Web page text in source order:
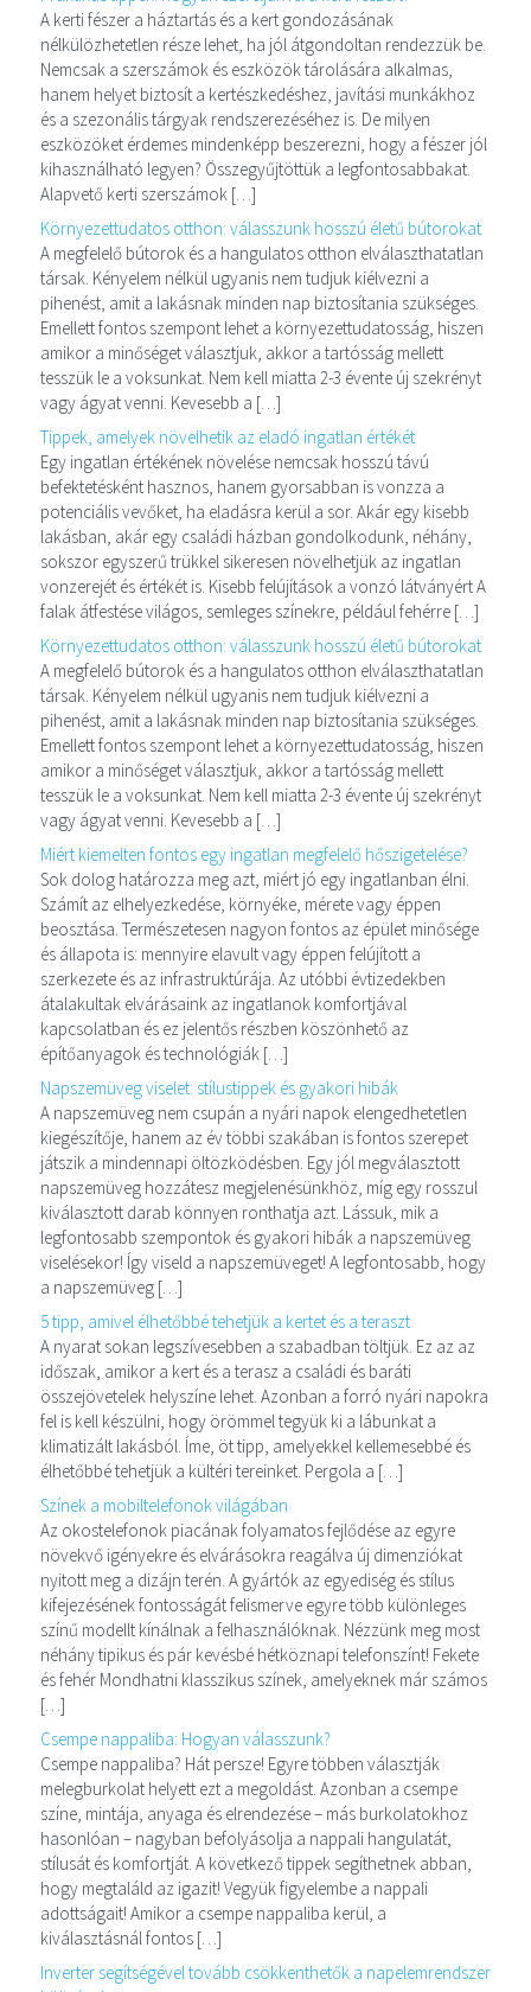
A kerti fészer a háztartás és a kert gondozásának
nélkülözhetetlen része lehet, ha jól átgondoltan rendezzük be.
Nemcsak a szerszámok és eszközök tárolására alkalmas,
hanem helyet biztosít a kertészkedéshez, javítási munkákhoz
és a szezonális tárgyak rendszerezéséhez is. De milyen
eszközöket érdemes mindenképp beszerezni, hogy a fészer jól
kihasználható legyen? Összegyűjtöttük a legfontosabbakat.
Alapvető kerti szerszámok […]
Környezettudatos otthon: válasszunk hosszú életű bútorokat
A megfelelő bútorok és a hangulatos otthon elválaszthatatlan
társak. Kényelem nélkül ugyanis nem tudjuk kiélvezni a
pihenést, amit a lakásnak minden nap biztosítania szükséges.
Emellett fontos szempont lehet a környezettudatosság, hiszen
amikor a minőséget választjuk, akkor a tartósság mellett
tesszük le a voksunkat. Nem kell miatta 2-3 évente új szekrényt
vagy ágyat venni. Kevesebb a […]
Tippek, amelyek növelhetik az eladó ingatlan értékét
Egy ingatlan értékének növelése nemcsak hosszú távú
befektetésként hasznos, hanem gyorsabban is vonzza a
potenciális vevőket, ha eladásra kerül a sor. Akár egy kisebb
lakásban, akár egy családi házban gondolkodunk, néhány,
sokszor egyszerű trükkel sikeresen növelhetjük az ingatlan
vonzerejét és értékét is. Kisebb felújítások a vonzó látványért A
falak átfestése világos, semleges színekre, például fehérre […]
Környezettudatos otthon: válasszunk hosszú életű bútorokat
A megfelelő bútorok és a hangulatos otthon elválaszthatatlan
társak. Kényelem nélkül ugyanis nem tudjuk kiélvezni a
pihenést, amit a lakásnak minden nap biztosítania szükséges.
Emellett fontos szempont lehet a környezettudatosság, hiszen
amikor a minőséget választjuk, akkor a tartósság mellett
tesszük le a voksunkat. Nem kell miatta 2-3 évente új szekrényt
vagy ágyat venni. Kevesebb a […]
Miért kiemelten fontos egy ingatlan megfelelő hőszigetelése?
Sok dolog határozza meg azt, miért jó egy ingatlanban élni.
Számít az elhelyezkedése, környéke, mérete vagy éppen
beosztása. Természetesen nagyon fontos az épület minősége
és állapota is: mennyire elavult vagy éppen felújított a
szerkezete és az infrastruktúrája. Az utóbbi évtizedekben
átalakultak elvárásaink az ingatlanok komfortjával
kapcsolatban és ez jelentős részben köszönhető az
építőanyagok és technológiák […]
Napszemüveg viselet: stílustippek és gyakori hibák
A napszemüveg nem csupán a nyári napok elengedhetetlen
kiegészítője, hanem az év többi szakában is fontos szerepet
játszik a mindennapi öltözködésben. Egy jól megválasztott
napszemüveg hozzátesz megjelenésünkhöz, míg egy rosszul
kiválasztott darab könnyen ronthatja azt. Lássuk, mik a
legfontosabb szempontok és gyakori hibák a napszemüveg
viselésekor! Így viseld a napszemüveget! A legfontosabb, hogy
a napszemüveg […]
5 tipp, amivel élhetőbbé tehetjük a kertet és a teraszt
A nyarat sokan legszívesebben a szabadban töltjük. Ez az az
időszak, amikor a kert és a terasz a családi és baráti
összejövetelek helyszíne lehet. Azonban a forró nyári napokra
fel is kell készülni, hogy örömmel tegyük ki a lábunkat a
klimatizált lakásból. Íme, öt tipp, amelyekkel kellemesebbé és
élhetőbbé tehetjük a kültéri tereinket. Pergola a […]
Színek a mobiltelefonok világában
Az okostelefonok piacának folyamatos fejlődése az egyre
növekvő igényekre és elvárásokra reagálva új dimenziókat
nyitott meg a dizájn terén. A gyártók az egyediség és stílus
kifejezésének fontosságát felismerve egyre több különleges
színű modellt kínálnak a felhasználóknak. Nézzünk meg most
néhány tipikus és pár kevésbé hétköznapi telefonszínt! Fekete
és fehér Mondhatni klasszikus színek, amelyeknek már számos
[…]
Csempe nappaliba: Hogyan válasszunk?
Csempe nappaliba? Hát persze! Egyre többen választják
melegburkolat helyett ezt a megoldást. Azonban a csempe
színe, mintája, anyaga és elrendezése – más burkolatokhoz
hasonlóan – nagyban befolyásolja a nappali hangulatát,
stílusát és komfortját. A következő tippek segíthetnek abban,
hogy megtaláld az igazit! Vegyük figyelembe a nappali
adottságait! Amikor a csempe nappaliba kerül, a
kiválasztásnál fontos […]
Inverter segítségével tovább csökkenthetők a napelemrendszer